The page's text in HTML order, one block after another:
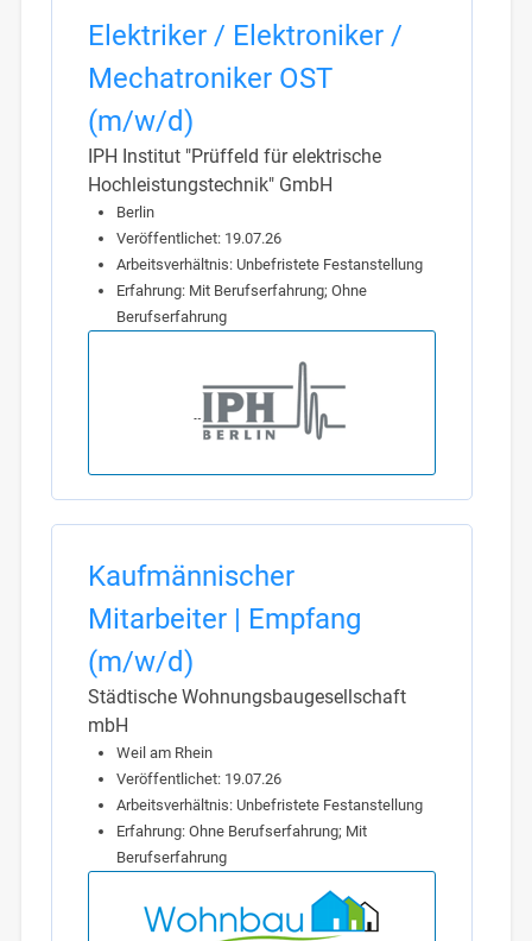
Elektriker / Elektroniker /
Mechatroniker OST
(m/w/d)
IPH Institut "Prüffeld für elektrische
Hochleistungstechnik" GmbH
Berlin
Veröffentlichet: 19.07.26
Arbeitsverhältnis: Unbefristete Festanstellung
Erfahrung: Mit Berufserfahrung; Ohne
Berufserfahrung
Kaufmännischer
Mitarbeiter | Empfang
(m/w/d)
Städtische Wohnungsbaugesellschaft
mbH
Weil am Rhein
Veröffentlichet: 19.07.26
Arbeitsverhältnis: Unbefristete Festanstellung
Erfahrung: Ohne Berufserfahrung; Mit
Berufserfahrung